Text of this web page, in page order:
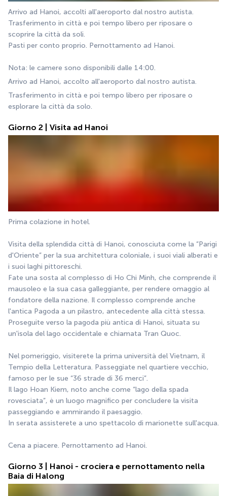
Arrivo ad Hanoi, accolti all'aeroporto dal nostro autista.
Trasferimento in città e poi tempo libero per riposare o
scoprire la città da soli.
Pasti per conto proprio. Pernottamento ad Hanoi.
Nota: le camere sono disponibili dalle 14:00.
Arrivo ad Hanoi, accolto all'aeroporto dal nostro autista.
Trasferimento in città e poi tempo libero per riposare o
esplorare la città da solo.
Giorno 2 | Visita ad Hanoi
Prima colazione in hotel.
Visita della splendida città di Hanoi, conosciuta come la “Parigi
d'Oriente” per la sua architettura coloniale, i suoi viali alberati e
i suoi laghi pittoreschi.
Fate una sosta al complesso di Ho Chi Minh, che comprende il
mausoleo e la sua casa galleggiante, per rendere omaggio al
fondatore della nazione. Il complesso comprende anche
l'antica Pagoda a un pilastro, antecedente alla città stessa.
Proseguite verso la pagoda più antica di Hanoi, situata su
un'isola del lago occidentale e chiamata Tran Quoc.
Nel pomeriggio, visiterete la prima università del Vietnam, il
Tempio della Letteratura. Passeggiate nel quartiere vecchio,
famoso per le sue “36 strade di 36 merci”.
Il lago Hoan Kiem, noto anche come “lago della spada
rovesciata”, è un luogo magnifico per concludere la visita
passeggiando e ammirando il paesaggio.
In serata assisterete a uno spettacolo di marionette sull'acqua.
Cena a piacere. Pernottamento ad Hanoi.
Giorno 3 | Hanoi - crociera e pernottamento nella
Baia di Halong